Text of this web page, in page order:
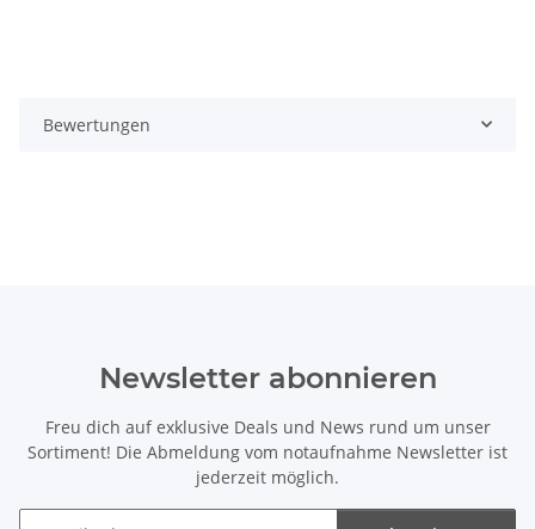
Bewertungen
Newsletter abonnieren
Freu dich auf exklusive Deals und News rund um unser
Sortiment! Die Abmeldung vom notaufnahme Newsletter ist
jederzeit möglich.